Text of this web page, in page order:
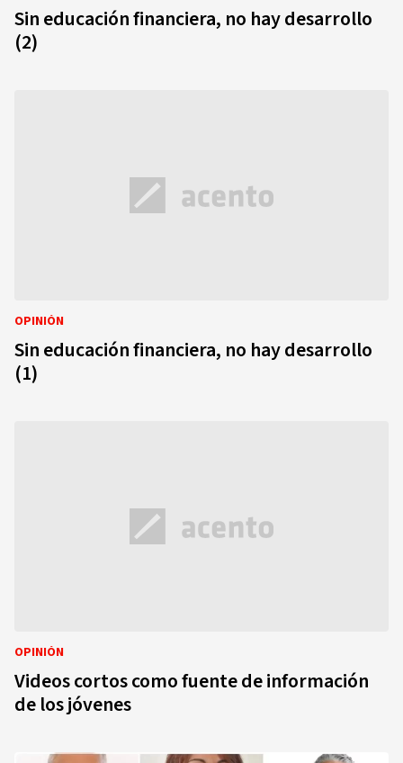
Sin educación financiera, no hay desarrollo
(2)
OPINIÓN
Sin educación financiera, no hay desarrollo
(1)
OPINIÓN
Videos cortos como fuente de información
de los jóvenes